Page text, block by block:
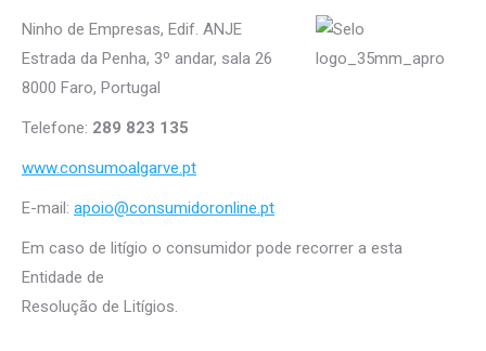
Ninho de Empresas, Edif. ANJE
Estrada da Penha, 3º andar, sala 26
8000 Faro, Portugal
Telefone: 289 823 135
www.consumoalgarve.pt
E-mail: apoio@consumidoronline.pt
Em caso de litígio o consumidor pode recorrer a esta
Entidade de
Resolução de Litígios.